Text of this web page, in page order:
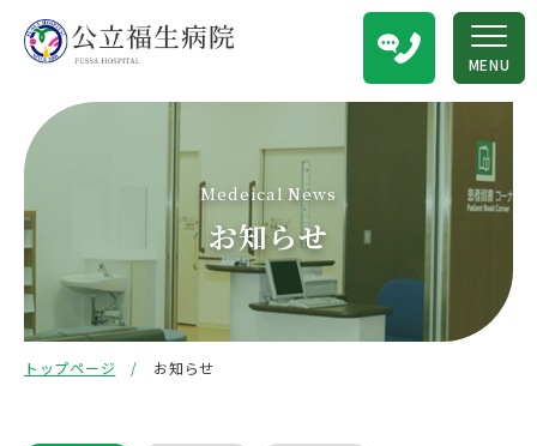
MENU
Medeical News
お知らせ
トップページ お知らせ